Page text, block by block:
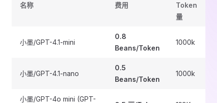
名称 费用
Token
量
小墨/GPT-4.1-mini
0.8
Beans/Token
1000k
小墨/GPT-4.1-nano
0.5
Beans/Token
1000k
小墨/GPT-4o mini (GPT-